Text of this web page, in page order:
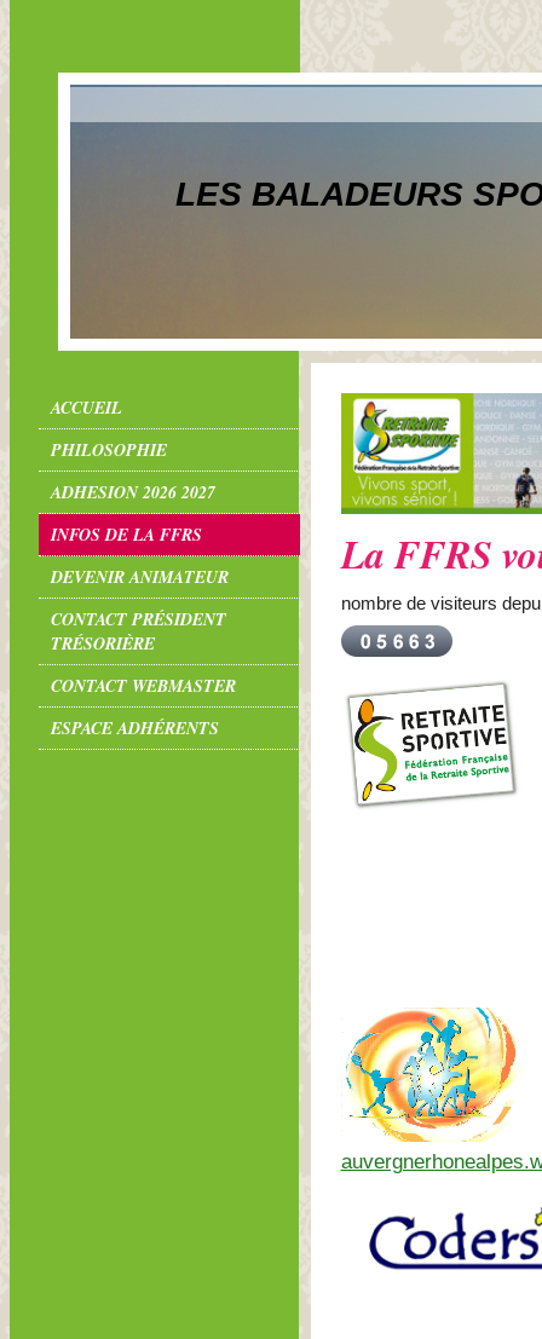
LES BALADEURS
ACCUEIL
PHILOSOPHIE
ADHESION 2026 2027
INFOS DE LA FFRS
DEVENIR ANIMATEUR
CONTACT PRÉSIDENT
TRÉSORIÈRE
CONTACT WEBMASTER
ESPACE ADHÉRENTS
La FFRS
nombre de visiteurs